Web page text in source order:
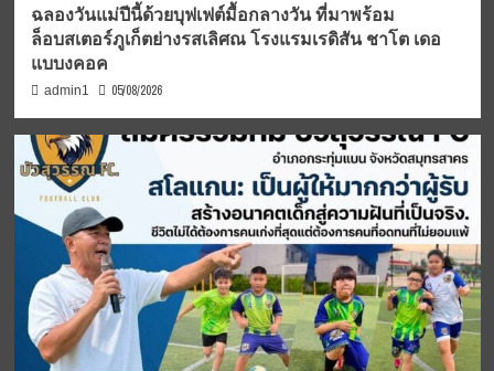
ฉลองวันแม่ปีนี้ด้วยบุฟเฟต์มื้อกลางวัน ที่มาพร้อม
ล็อบสเตอร์ภูเก็ตย่างรสเลิศณ โรงแรมเรดิสัน ชาโต เดอ
แบบงคอค
admin1 05/08/2026